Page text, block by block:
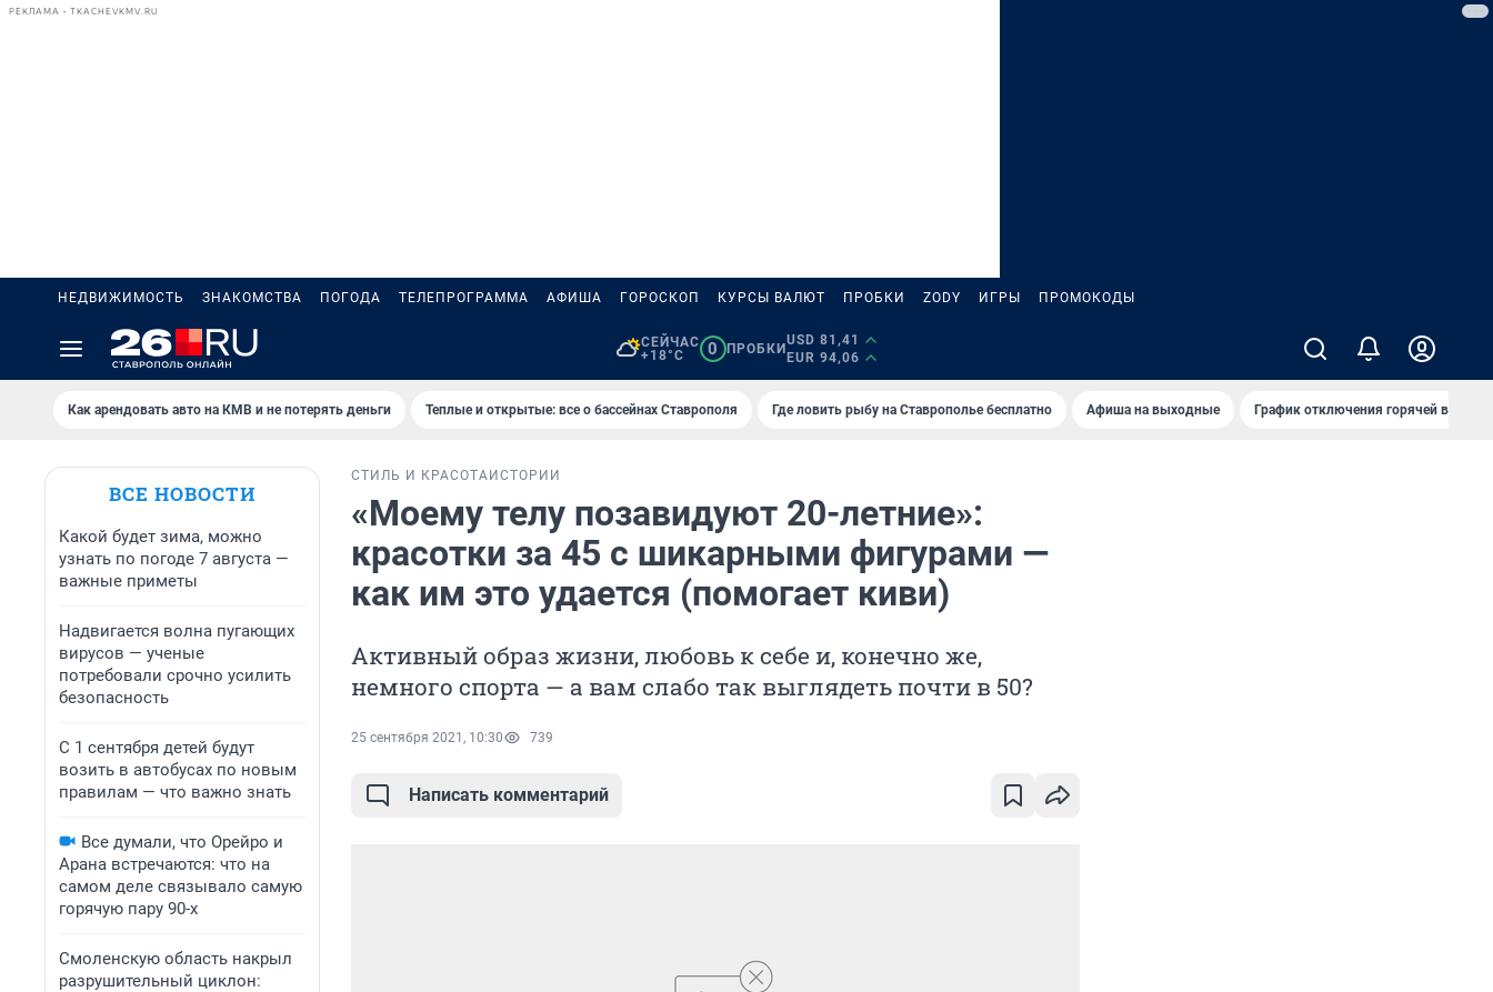
РЕКЛАМА • TKACHEVKMV.RU
НЕДВИЖИМОСТЬ ЗНАКОМСТВА ПОГОДА ТЕЛЕПРОГРАММА АФИША ГОРОСКОП КУРСЫ ВАЛЮТ ПРОБКИ ZODY ИГРЫ ПРОМОКОДЫ
СЕЙЧАС
+18°C
0 ПРОБКИ
USD 81,41
EUR 94,06
Как арендовать авто на КМВ и не потерять деньги Теплые и открытые: все о бассейнах Ставрополя Где ловить рыбу на Ставрополье бесплатно Афиша на выходные График отключения горячей воды в
ВСЕ НОВОСТИ
Какой будет зима, можно
узнать по погоде 7 августа —
важные приметы
Надвигается волна пугающих
вирусов — ученые
потребовали срочно усилить
безопасность
С 1 сентября детей будут
возить в автобусах по новым
правилам — что важно знать
Все думали, что Орейро и
Арана встречаются: что на
самом деле связывало самую
горячую пару 90-х
Смоленскую область накрыл
разрушительный циклон:
СТИЛЬ И КРАСОТА ИСТОРИИ
«Моему телу позавидуют 20-летние»:
красотки за 45 с шикарными фигурами —
как им это удается (помогает киви)
Активный образ жизни, любовь к себе и, конечно же,
немного спорта — а вам слабо так выглядеть почти в 50?
25 сентября 2021, 10:30 739
Написать комментарий